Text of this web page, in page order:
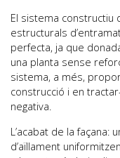
El sistema constructiu
estructurals
perfecta, ja que
una planta sense
sistema, a més,
construcció i en
negativa.
L’acabat de la
d’aïllament